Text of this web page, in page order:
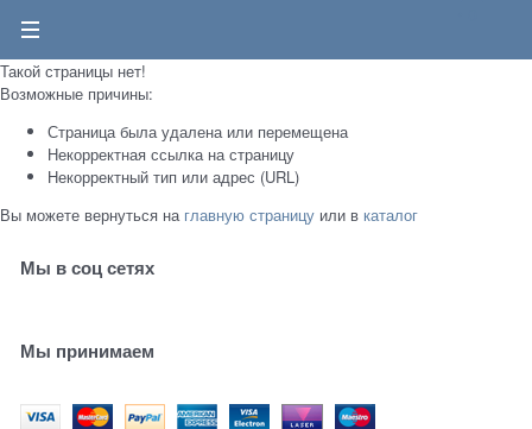
Такой страницы нет!
Возможные причины:
Страница была удалена или перемещена
Некорректная ссылка на страницу
Некорректный тип или адрес (URL)
Вы можете вернуться на главную страницу или в каталог
Мы в соц сетях
Мы принимаем